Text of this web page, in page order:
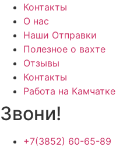
Контакты
О нас
Наши Отправки
Полезное о вахте
Отзывы
Контакты
Работа на Камчатке
Звони!
+7(3852) 60-65-89